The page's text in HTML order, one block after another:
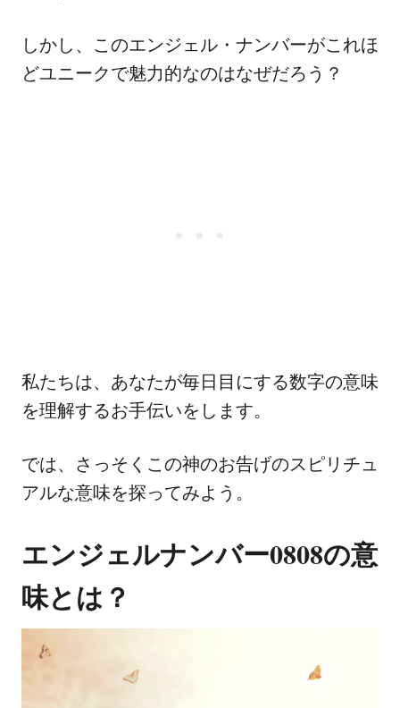
しかし、このエンジェル・ナンバーがこれほ
どユニークで魅力的なのはなぜだろう？
私たちは、あなたが毎日目にする数字の意味
を理解するお手伝いをします。
では、さっそくこの神のお告げのスピリチュ
アルな意味を探ってみよう。
エンジェルナンバー0808の意
味とは？